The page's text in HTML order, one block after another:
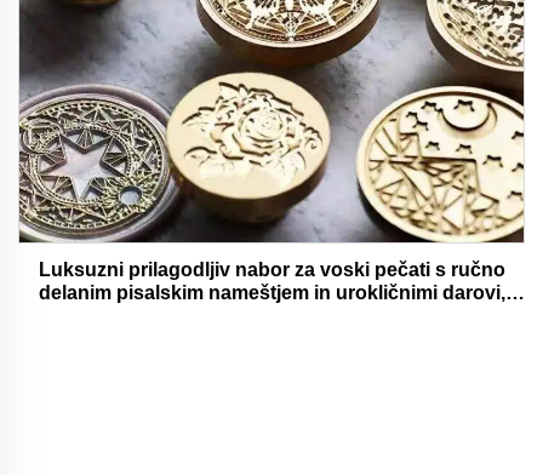
Luksuzni prilagodljiv nabor za voski pečati s ručno
delanim pisalskim nameštjem in urokličnimi darovi,